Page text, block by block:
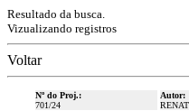
Resultado da busca.
Vizualizando registros
Voltar
Nº do Proj.:
701/24
Autor: